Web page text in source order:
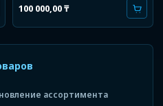
100 000,00₸
ассортимента